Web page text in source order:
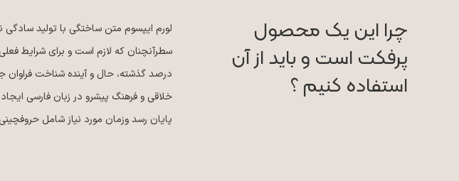
چرا این یک محصول
پرفکت است و باید از آن
استفاده کنیم ؟
لورم ایپسوم متن ساختگی با تولید
سطرآنچنان که لازم است و برای شرایط
درصد گذشته، حال و آینده شناخت فراوان
خلاقی و فرهنگ پیشرو در زبان فارسی
پایان رسد وزمان مورد نیاز شامل